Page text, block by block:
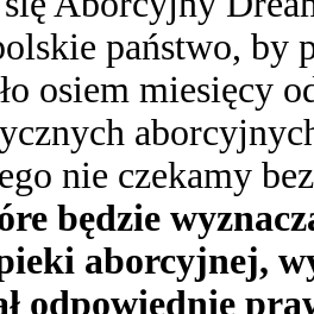
państwo, by
osiem miesięcy
nie czekamy
będzie
aborcyjnej,
odpowiednie